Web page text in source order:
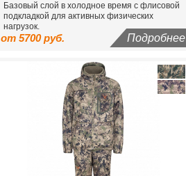
Базовый слой в холодное время с флисовой
подкладкой для активных физических
нагрузок.
от 5700 руб. Подробнее